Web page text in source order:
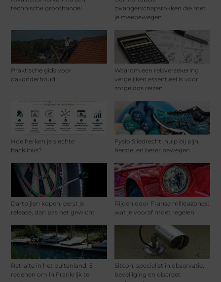
technische groothandel
zwangerschapsrokken die met
je meebewegen
Praktische gids voor
dakonderhoud
Waarom een reisverzekering
vergelijken essentieel is voor
zorgeloos reizen
Hoe herken je slechte
backlinks?
Fysio Sliedrecht: hulp bij pijn,
herstel en beter bewegen
Dartpijlen kopen: eerst je
release, dan pas het gewicht
Rijden door Franse milieuzones:
wat je vooraf moet regelen
Retraite in het buitenland: 5
redenen om in Frankrijk te
Sitcon: specialist in observatie,
beveiliging en discreet